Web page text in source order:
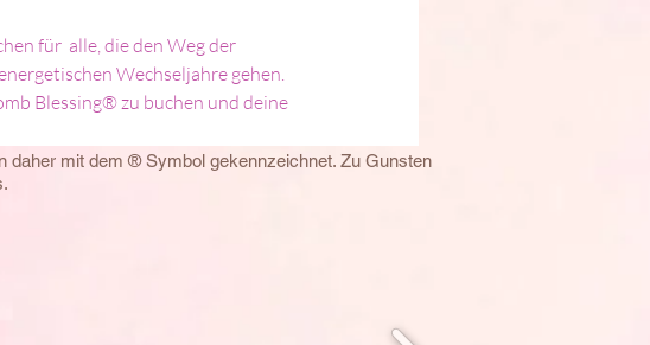
für  alle, die den Weg der
Wechseljahre gehen.
Blessing® zu buchen und deine
daher mit dem ® Symbol gekennzeichnet. Zu Gunsten